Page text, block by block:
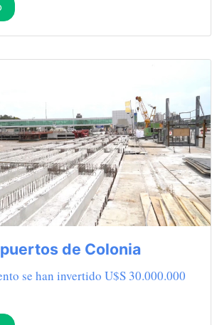
de Colonia
se han invertido U$S 30.000.000